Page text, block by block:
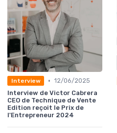
Interview • 12/06/2025
Interview de Victor Cabrera
CEO de Technique de Vente
Edition reçoit le Prix de
l'Entrepreneur 2024